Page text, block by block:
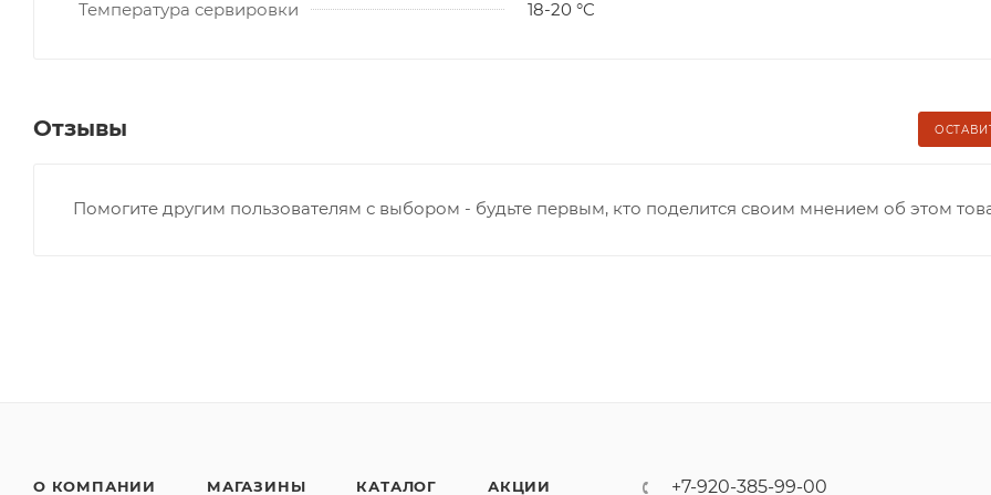
Температура сервировки
18-20 °C
Отзывы
Помогите другим пользователям с выбором - будьте первым, кто поделится своим мнением об этом
О КОМПАНИИ МАГАЗИНЫ КАТАЛОГ АКЦИИ +7-920-385-99-00